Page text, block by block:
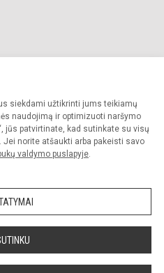
siekdami užtikrinti jums teikiamų
naudojimą ir optimizuoti naršymo
jūs patvirtinate, kad sutinkate su visų
norite atšaukti arba pakeisti savo
valdymo puslapyje.
svetainės turinį be raštiško
yra draudžiama.
Slapukų valdymas